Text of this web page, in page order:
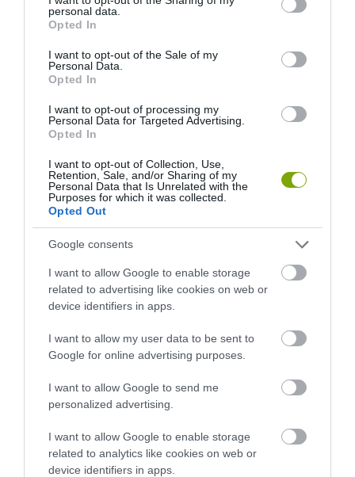
grant or deny consent to Google and its third-party tags to
use your data for below specified purposes in below Google
consent section.
personal data.
Opted In
I want to opt-out of the Sale of my
Personal Data.
Opted In
I want to opt-out of processing my
Personal Data for Targeted Advertising.
Opted In
I want to opt-out of Collection, Use,
Retention, Sale, and/or Sharing of my
Personal Data that Is Unrelated with the
Purposes for which it was collected.
Opted Out
Google consents
I want to allow Google to enable storage
related to advertising like cookies on web or
device identifiers in apps.
I want to allow my user data to be sent to
Google for online advertising purposes.
I want to allow Google to send me
personalized advertising.
I want to allow Google to enable storage
related to analytics like cookies on web or
device identifiers in apps.
A FÖLD LEGSZÉLSŐSÉGESEBB HELYEI – TÚLÉLÉS A
LEGEXTRÉMEBB KÖRNYEZETEKBEN
KÖVETKEZŐ CIKK
IJESZTGETÉSSEL
HASONLÓ ÉRDEKESSÉGEK